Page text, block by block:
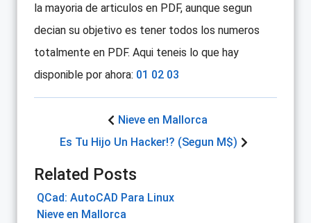
la mayoria de articulos en PDF, aunque segun
decian su objetivo es tener todos los numeros
totalmente en PDF. Aqui teneis lo que hay
disponible por ahora: 01 02 03
Nieve en Mallorca
Es Tu Hijo Un Hacker!? (Segun M$)
Related Posts
QCad: AutoCAD Para Linux
Nieve en Mallorca